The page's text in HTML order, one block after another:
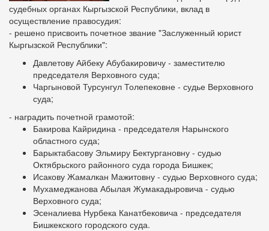
судебных органах Кыргызской Республики, вклад в
осуществление правосудия:
- решено присвоить почетное звание "Заслуженный юрист
Кыргызской Республики":
Давлетову Айбеку Абубакировичу - заместителю
председателя Верховного суда;
Чаргыновой Турсунгул Толепековне - судье Верховного
суда;
- наградить почетной грамотой:
Бакирова Кайридина - председателя Нарынского
областного суда;
Барыктабасову Эльмиру Бектургановну - судью
Октябрьского районного суда города Бишкек;
Исакову Жамалкан Мажитовну - судью Верховного суда;
Мухамеджанова Абылая Жумакадыровича - судью
Верховного суда;
Эсеналиева Нурбека Канатбековича - председателя
Бишкекского городского суда.